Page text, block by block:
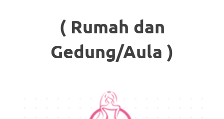
https://www.watchesb.com
( Rumah dan
Gedung/Aula )